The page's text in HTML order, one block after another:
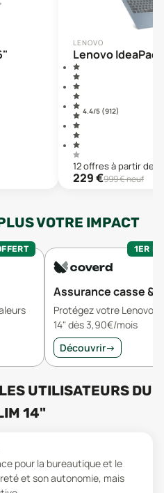
LENOVO
Lenovo IdeaPad
4.4/5 (912)
12offresà partir de :
229€999€ neuf
VOTRE IMPACT
1ER
Assurance casse &
Protégez votre Lenovo
14" dès 3,90€/mois
Découvrir→
UTILISATEURS DU
14"
pour la bureautique et le
et son autonomie, mais